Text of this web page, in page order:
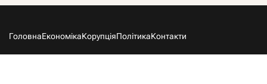
ГоловнаЕкономікаКорупціяПолітикаКонтакти